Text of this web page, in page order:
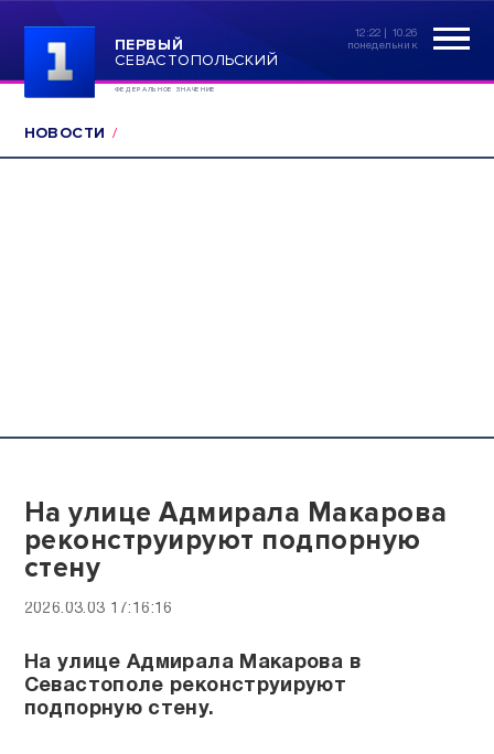
ПЕРВЫЙ
СЕВАСТОПОЛЬСКИЙ
ФЕДЕРАЛЬНОЕ ЗНАЧЕНИЕ
12:22 | 10.26
понедельник
НОВОСТИ
На улице Адмирала Макарова
реконструируют подпорную
стену
2026.03.03 17:16:16
На улице Адмирала Макарова в
Севастополе реконструируют
подпорную стену.